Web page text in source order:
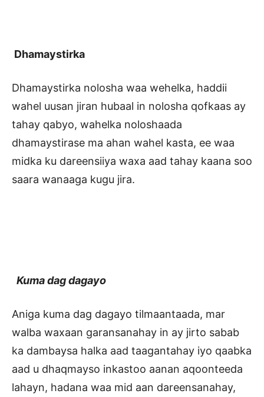
Dhamaystirka
Dhamaystirka nolosha waa wehelka, haddii
wahel uusan jiran hubaal in nolosha qofkaas ay
tahay qabyo, wahelka noloshaada
dhamaystirase ma ahan wahel kasta, ee waa
midka ku dareensiiya waxa aad tahay kaana soo
saara wanaaga kugu jira.
Kuma dag dagayo
Aniga kuma dag dagayo tilmaantaada, mar
walba waxaan garansanahay in ay jirto sabab
ka dambaysa halka aad taagantahay iyo qaabka
aad u dhaqmayso inkastoo aanan aqoonteeda
lahayn, hadana waa mid aan dareensanahay,